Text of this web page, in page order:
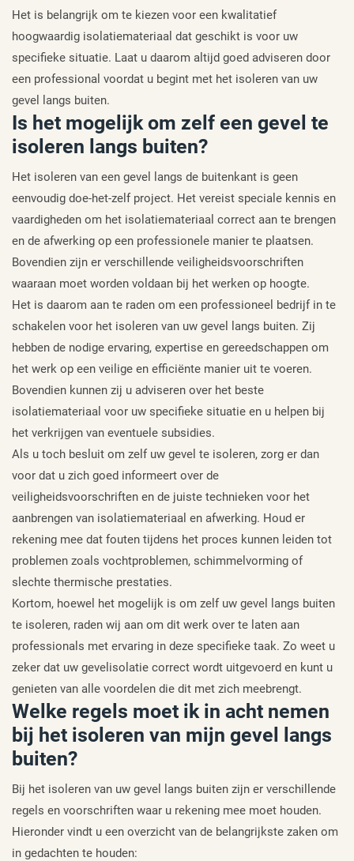
Het is belangrijk om te kiezen voor een kwalitatief
hoogwaardig isolatiemateriaal dat geschikt is voor uw
specifieke situatie. Laat u daarom altijd goed adviseren door
een professional voordat u begint met het isoleren van uw
gevel langs buiten.
Is het mogelijk om zelf een gevel te
isoleren langs buiten?
Het isoleren van een gevel langs de buitenkant is geen
eenvoudig doe-het-zelf project. Het vereist speciale kennis en
vaardigheden om het isolatiemateriaal correct aan te brengen
en de afwerking op een professionele manier te plaatsen.
Bovendien zijn er verschillende veiligheidsvoorschriften
waaraan moet worden voldaan bij het werken op hoogte.
Het is daarom aan te raden om een professioneel bedrijf in te
schakelen voor het isoleren van uw gevel langs buiten. Zij
hebben de nodige ervaring, expertise en gereedschappen om
het werk op een veilige en efficiënte manier uit te voeren.
Bovendien kunnen zij u adviseren over het beste
isolatiemateriaal voor uw specifieke situatie en u helpen bij
het verkrijgen van eventuele subsidies.
Als u toch besluit om zelf uw gevel te isoleren, zorg er dan
voor dat u zich goed informeert over de
veiligheidsvoorschriften en de juiste technieken voor het
aanbrengen van isolatiemateriaal en afwerking. Houd er
rekening mee dat fouten tijdens het proces kunnen leiden tot
problemen zoals vochtproblemen, schimmelvorming of
slechte thermische prestaties.
Kortom, hoewel het mogelijk is om zelf uw gevel langs buiten
te isoleren, raden wij aan om dit werk over te laten aan
professionals met ervaring in deze specifieke taak. Zo weet u
zeker dat uw gevelisolatie correct wordt uitgevoerd en kunt u
genieten van alle voordelen die dit met zich meebrengt.
Welke regels moet ik in acht nemen
bij het isoleren van mijn gevel langs
buiten?
Bij het isoleren van uw gevel langs buiten zijn er verschillende
regels en voorschriften waar u rekening mee moet houden.
Hieronder vindt u een overzicht van de belangrijkste zaken om
in gedachten te houden: